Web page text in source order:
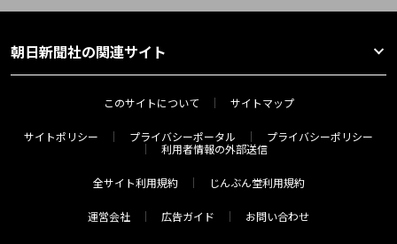
朝日新聞社の関連サイト
このサイトについて サイトマップ
サイトポリシー プライバシーポータル
プライバシーポリシー
利用者情報の外部送信
全サイト利用規約 じんぶん堂利用規約
運営会社 広告ガイド お問い合わせ